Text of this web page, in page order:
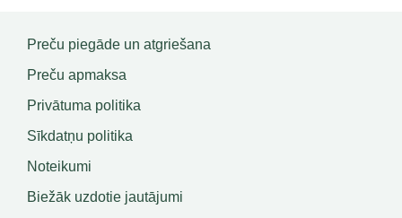
Preču piegāde un atgriešana
Preču apmaksa
Privātuma politika
Sīkdatņu politika
Noteikumi
Biežāk uzdotie jautājumi